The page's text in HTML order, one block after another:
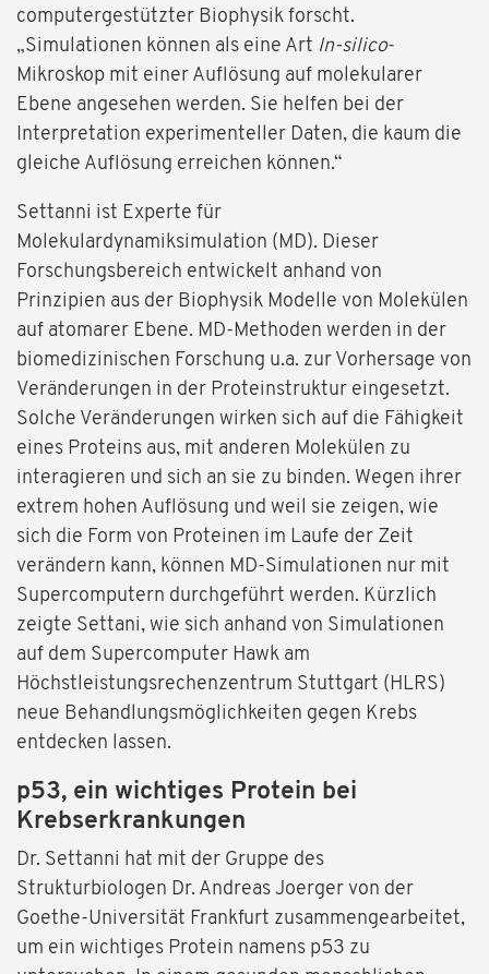
computergestützter Biophysik forscht.
„Simulationen können als eine Art In-silico-
Mikroskop mit einer Auflösung auf molekularer
Ebene angesehen werden. Sie helfen bei der
Interpretation experimenteller Daten, die kaum die
gleiche Auflösung erreichen können.“
Settanni ist Experte für
Molekulardynamiksimulation (MD). Dieser
Forschungsbereich entwickelt anhand von
Prinzipien aus der Biophysik Modelle von Molekülen
auf atomarer Ebene. MD-Methoden werden in der
biomedizinischen Forschung u.a. zur Vorhersage von
Veränderungen in der Proteinstruktur eingesetzt.
Solche Veränderungen wirken sich auf die Fähigkeit
eines Proteins aus, mit anderen Molekülen zu
interagieren und sich an sie zu binden. Wegen ihrer
extrem hohen Auflösung und weil sie zeigen, wie
sich die Form von Proteinen im Laufe der Zeit
verändern kann, können MD-Simulationen nur mit
Supercomputern durchgeführt werden. Kürzlich
zeigte Settani, wie sich anhand von Simulationen
auf dem Supercomputer Hawk am
Höchstleistungsrechenzentrum Stuttgart (HLRS)
neue Behandlungsmöglichkeiten gegen Krebs
entdecken lassen.
p53, ein wichtiges Protein bei
Krebserkrankungen
Dr. Settanni hat mit der Gruppe des
Strukturbiologen Dr. Andreas Joerger von der
Goethe-Universität Frankfurt zusammengearbeitet,
um ein wichtiges Protein namens p53 zu